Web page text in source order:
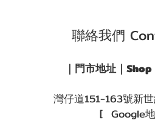
聯絡我們
｜門市地址｜
灣仔道151-163號新
[ Google